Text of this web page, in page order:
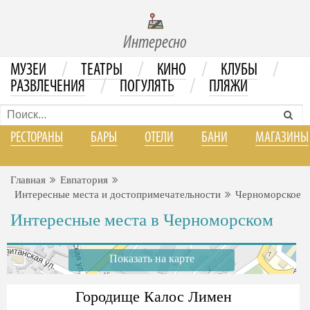
Интересно
МУЗЕИ / ТЕАТРЫ / КИНО / КЛУБЫ /
РАЗВЛЕЧЕНИЯ / ПОГУЛЯТЬ / ПЛЯЖИ
РЕСТОРАНЫ БАРЫ ОТЕЛИ БАНИ МАГАЗИНЫ
Главная
Евпатория
Интересные места и достопримечательности
Черноморское
Интересные места в Черноморском
Показать на карте
Городище Калос Лимен